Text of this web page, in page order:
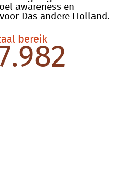
awareness en
Das andere Holland.
bereik